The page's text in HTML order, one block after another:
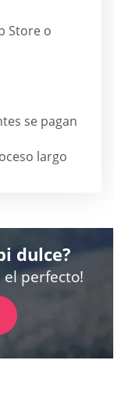
Store o
se pagan
largo
dulce?
el perfecto!